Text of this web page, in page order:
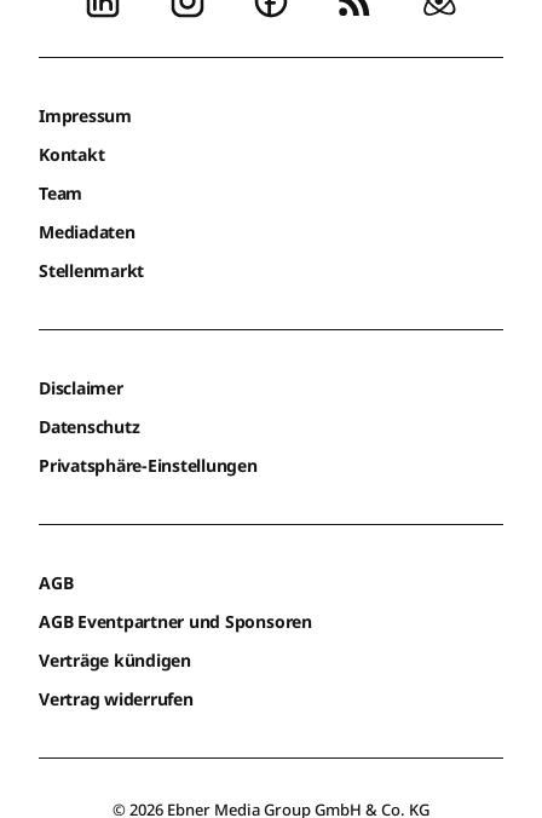
Impressum
Kontakt
Team
Mediadaten
Stellenmarkt
Disclaimer
Datenschutz
Privatsphäre-Einstellungen
AGB
AGB Eventpartner und Sponsoren
Verträge kündigen
Vertrag widerrufen
© 2026 Ebner Media Group GmbH & Co. KG